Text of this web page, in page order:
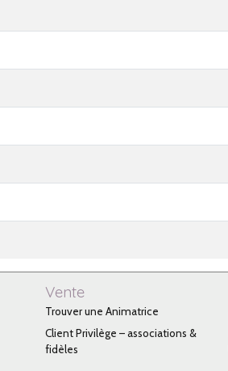
Vente
Trouver une Animatrice
Client Privilège – associations &
fidèles